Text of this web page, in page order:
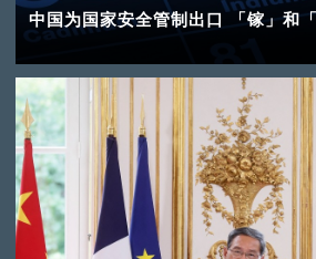
中国为国家安全管制出口 「镓」和